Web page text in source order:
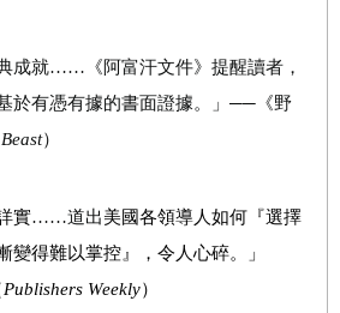
成就……《阿富汗文件》提醒讀者，
於有憑有據的書面證據。」──《野
）
實……道出美國各領導人如何『選擇
變得難以掌控』，令人心碎。」
Publishers Weekly）